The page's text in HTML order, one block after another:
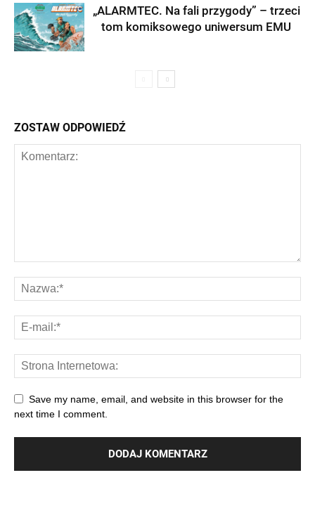
„ALARMTEC. Na fali przygody” – trzeci
tom komiksowego uniwersum EMU
ZOSTAW ODPOWIEDŹ
Save my name, email, and website in this browser for the
next time I comment.